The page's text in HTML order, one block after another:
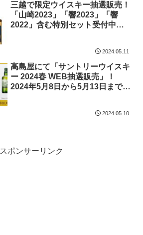
三越で限定ウイスキー抽選販売！
「山崎2023」「響2023」「響
2022」含む特別セット受付中！
2024.05.11
高島屋にて「サントリーウイスキ
ー 2024春 WEB抽選販売」！
2024年5月8日から5月13日まで申
2024.05.10
スポンサーリンク